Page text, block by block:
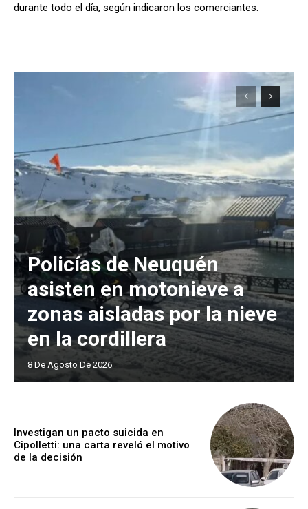
durante todo el día, según indicaron los comerciantes.
Policías de Neuquén
asisten en motonieve a
zonas aisladas por la nieve
en la cordillera
8 De Agosto De 2026
Investigan un pacto suicida en
Cipolletti: una carta reveló el motivo
de la decisión